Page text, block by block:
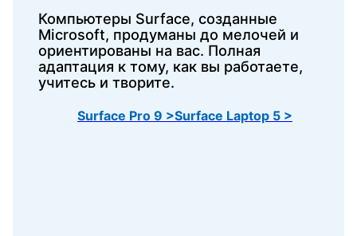
Компьютеры Surface, созданные
Microsoft, продуманы до мелочей и
ориентированы на вас. Полная
адаптация к тому, как вы работаете,
учитесь и творите.
Surface Pro 9 >Surface Laptop 5 >